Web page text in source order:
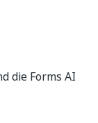
die Forms AI